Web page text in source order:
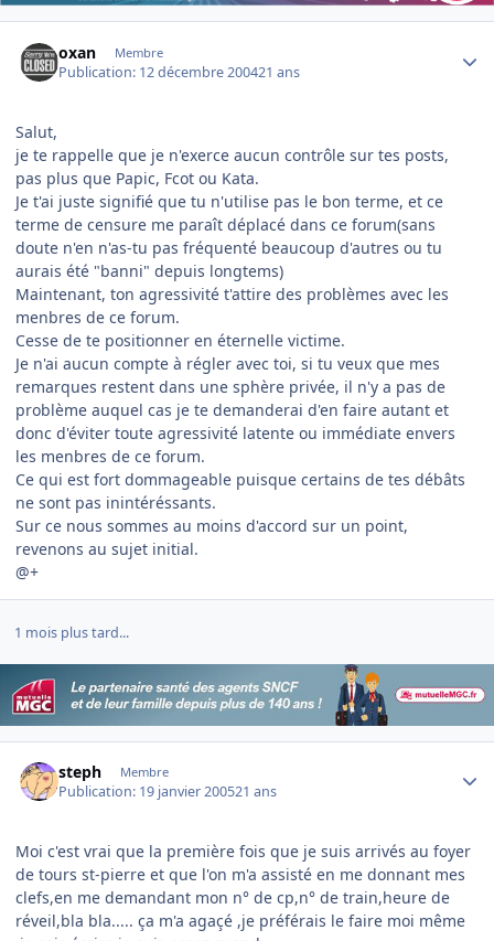
oxan Membre
Publication: 12 décembre 200421 ans
Salut,
je te rappelle que je n'exerce aucun contrôle sur tes posts,
pas plus que Papic, Fcot ou Kata.
Je t'ai juste signifié que tu n'utilise pas le bon terme, et ce
terme de censure me paraît déplacé dans ce forum(sans
doute n'en n'as-tu pas fréquenté beaucoup d'autres ou tu
aurais été "banni" depuis longtems)
Maintenant, ton agressivité t'attire des problèmes avec les
menbres de ce forum.
Cesse de te positionner en éternelle victime.
Je n'ai aucun compte à régler avec toi, si tu veux que mes
remarques restent dans une sphère privée, il n'y a pas de
problème auquel cas je te demanderai d'en faire autant et
donc d'éviter toute agressivité latente ou immédiate envers
les menbres de ce forum.
Ce qui est fort dommageable puisque certains de tes débâts
ne sont pas inintéréssants.
Sur ce nous sommes au moins d'accord sur un point,
revenons au sujet initial.
@+
1 mois plus tard...
steph Membre
Publication: 19 janvier 200521 ans
Moi c'est vrai que la première fois que je suis arrivés au foyer
de tours st-pierre et que l'on m'a assisté en me donnant mes
clefs,en me demandant mon n° de cp,n° de train,heure de
réveil,bla bla..... ça m'a agaçé ,je préférais le faire moi même